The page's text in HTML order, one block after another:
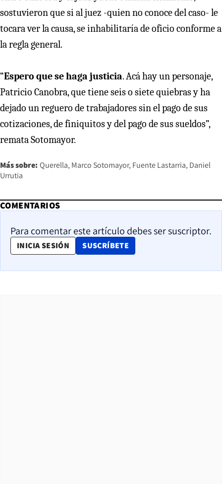
sostuvieron que si al juez -quien no conoce del caso- le
tocara ver la causa, se inhabilitaría de oficio conforme a
la regla general.
“Espero que se haga justicia. Acá hay un personaje,
Patricio Canobra, que tiene seis o siete quiebras y ha
dejado un reguero de trabajadores sin el pago de sus
cotizaciones, de finiquitos y del pago de sus sueldos”,
remata Sotomayor.
Más sobre: Querella Marco Sotomayor Fuente Lastarria Daniel
Urrutia
COMENTARIOS
Para comentar este artículo debes ser suscriptor.
INICIA SESIÓN SUSCRÍBETE
OPENS IN NEW WINDOW